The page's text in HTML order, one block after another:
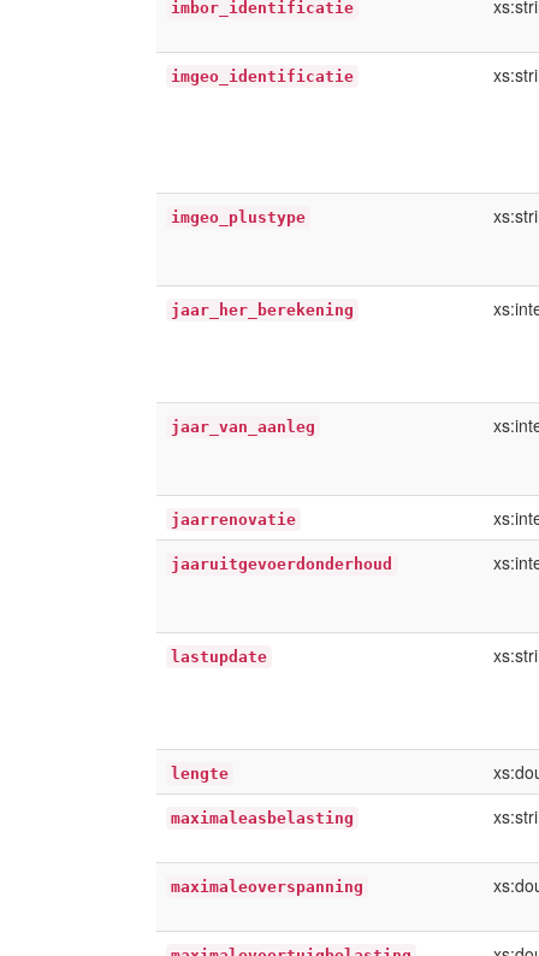
imbor_identificatie
imgeo_identificatie
imgeo_plustype
jaar_her_berekening
jaar_van_aanleg
jaarrenovatie
jaaruitgevoerdonderhoud
lastupdate
lengte
maximaleasbelasting
maximaleoverspanning